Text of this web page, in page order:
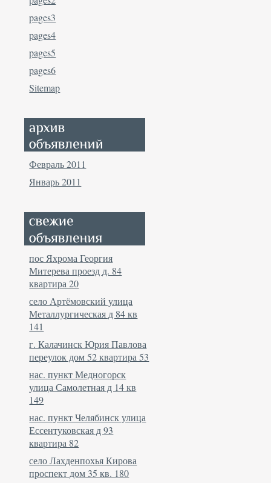
pages3
pages4
pages5
pages6
Sitemap
Февраль 2011
Январь 2011
пос Яхрома Георгия
Митерева проезд д. 84
квартира 20
село Артёмовский улица
Металлургическая д 84 кв
141
г. Калачинск Юрия Павлова
переулок дом 52 квартира 53
нас. пункт Медногорск
улица Самолетная д 14 кв
149
нас. пункт Челябинск улица
Ессентуковская д 93
квартира 82
село Лахденпохья Кирова
проспект дом 35 кв. 180